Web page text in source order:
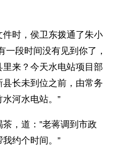
时，侯卫东拨通了朱小
一段时间没有见到你了，
来？今天水电站项目部
长未到位之前，由常务
河水电站。”
，道：”老蒋调到市政
约个时间。”